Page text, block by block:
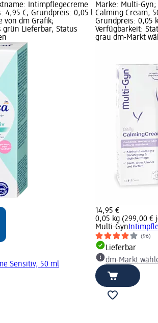
Intimpflegecreme
4,95 €; Grundpreis: 0,05 l
von dm Grafik;
grün Lieferbar, Status
Sensitiv, 50 ml
Marke: Multi-
Calming Cream,
Grundpreis: 0,05
Verfügbarkeit:
grau dm-Markt
14,95 €
0,05 kg (299,00 €
Multi-Gyn
(96)
Lieferbar
dm-Markt